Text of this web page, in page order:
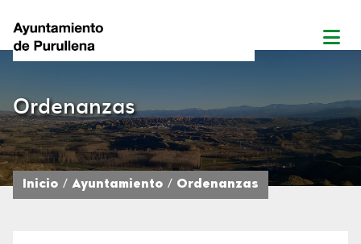
Ordenanzas
Inicio Ayuntamiento Ordenanzas